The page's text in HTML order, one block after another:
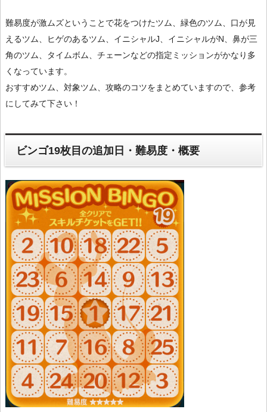
難易度が激ムズということで花をつけたツム、緑色のツム、口が見
えるツム、ヒゲのあるツム、イニシャルJ、イニシャルがN、鼻が三
角のツム、タイムボム、チェーンなどの指定ミッションがかなり多
くなっています。
おすすめツム、対象ツム、攻略のコツをまとめていますので、参考
にしてみて下さい！
ビンゴ19枚目の追加日・難易度・概要